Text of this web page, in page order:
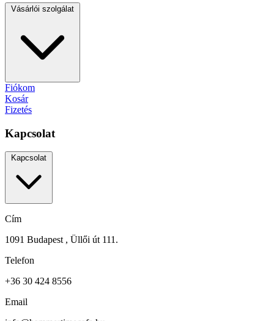
Vásárlói szolgálat
Fiókom
Kosár
Fizetés
Kapcsolat
Kapcsolat
Cím
1091 Budapest , Üllői út 111.
Telefon
+36 30 424 8556
Email